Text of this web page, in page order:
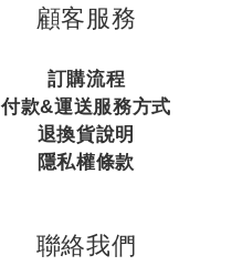
顧客服務
訂購流程
付款&運送服務方式
退換貨說明
隱私權條款
聯絡我們